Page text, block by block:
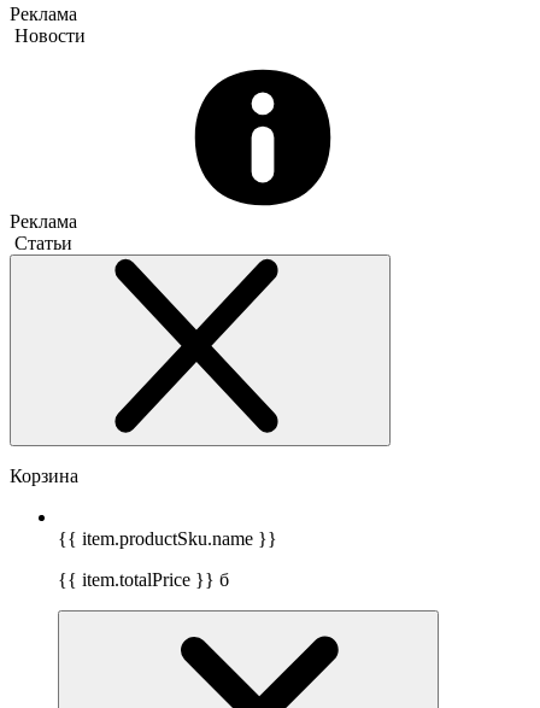
Реклама
Новости
Реклама
Статьи
Корзина
{{ item.productSku.name }}
{{ item.totalPrice }} б